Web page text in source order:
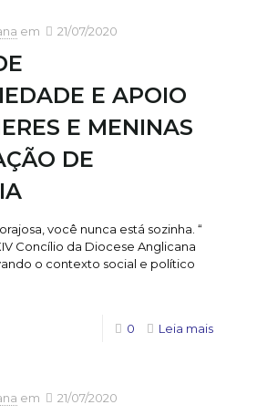
em 21/07/2020
E APOIO
E MENINAS
DE
você nunca está sozinha. “
Concílio da Diocese Anglicana
o contexto social e político
0 Leia mais
em 21/07/2020